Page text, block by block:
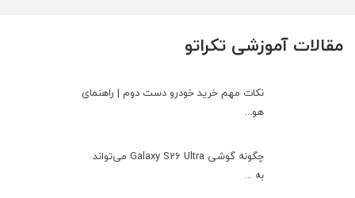
مقالات آموزشی تکراتو
نکات مهم خرید خودرو دست دوم | راهنمای
هو...
چگونه گوشی Galaxy S26 Ultra می‌تواند
به ...